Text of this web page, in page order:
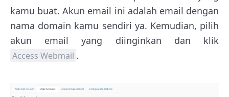
kamu buat. Akun email ini adalah email dengan
nama domain kamu sendiri ya. Kemudian, pilih
akun email yang diinginkan dan klik
Access Webmail .